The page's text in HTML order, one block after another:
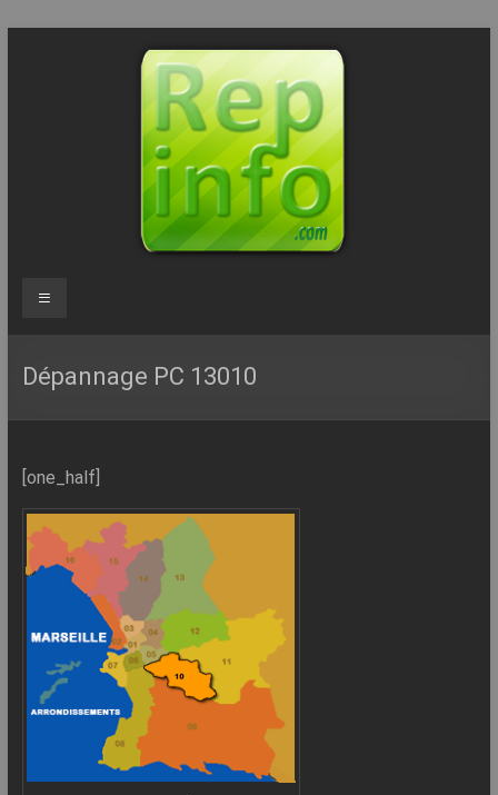
Repinfo.com
Formation
–
Depannage
–
Internet
l’Informatique
Simplement
Menu
Dépannage PC 13010
[one_half]